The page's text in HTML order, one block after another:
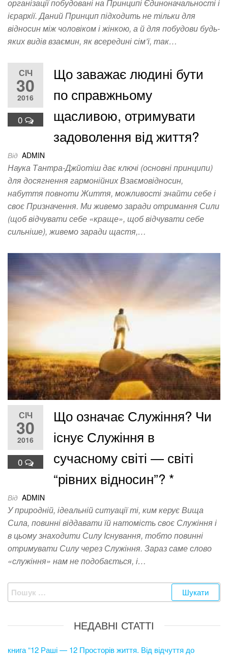
організації побудовані на Принципі Єдиноначальності і
ієрархії. Даний Принцип підходить не тільки для
відносин між чоловіком і жінкою, а й для побудови будь-
яких видів взаємин, як всередині сім’ї, так…
СІЧ
30
2016
0
Що заважає людині бути
по справжньому
щасливою, отримувати
задоволення від життя?
Від ADMIN
Наука Тантра-Джйотіш дає ключі (основні принципи)
для досягнення гармонійних Взаємовідносин,
набуття повноти Життя, можливості знайти себе і
своє Призначення. Ми живемо заради отримання Сили
(щоб відчувати себе «краще», щоб відчувати себе
сильніше), живемо заради щастя,…
СІЧ
30
2016
0
Що означає Служіння? Чи
існує Служіння в
сучасному світі — світі
“рівних відносин”? *
Від ADMIN
У природній, ідеальній ситуації ті, ким керує Вища
Сила, повинні віддавати їй натомість своє Служіння і
в цьому знаходити Силу Існування, тобто повинні
отримувати Силу через Служіння. Зараз саме слово
«служіння» нам не подобається, і…
Пошук:
НЕДАВНІ СТАТТІ
книга “12 Раші — 12 Просторів життя. Від відчуття до